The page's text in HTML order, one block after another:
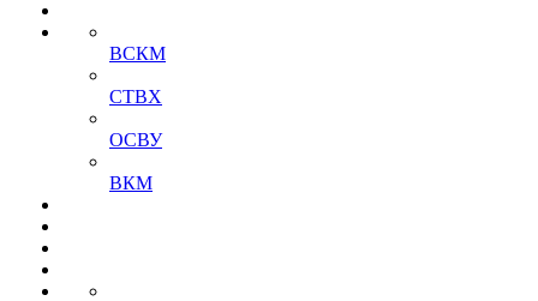
ВСКМ
СТВХ
ОСВУ
ВКМ